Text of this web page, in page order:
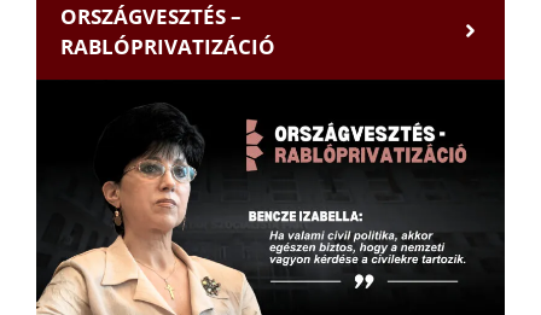
ORSZÁGVESZTÉS –
RABLÓPRIVATIZÁCIÓ